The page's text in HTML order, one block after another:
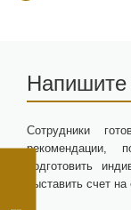
Сотрудники
рекомендации,
подготовить
выставить счет на